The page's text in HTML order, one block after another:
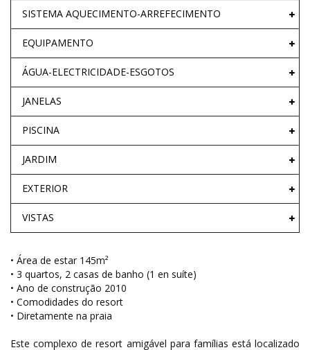
SISTEMA AQUECIMENTO-ARREFECIMENTO
EQUIPAMENTO
ÁGUA-ELECTRICIDADE-ESGOTOS
JANELAS
PISCINA
JARDIM
EXTERIOR
VISTAS
• Área de estar 145m²
• 3 quartos, 2 casas de banho (1 en suíte)
• Ano de construção 2010
• Comodidades do resort
• Diretamente na praia
Este complexo de resort amigável para famílias está localizado